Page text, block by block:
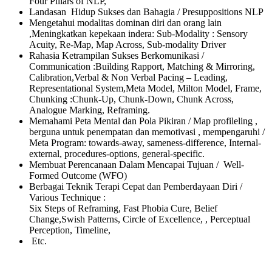
Landasan Hidup Sukses dan Bahagia / Presuppositions NLP
Mengetahui modalitas dominan diri dan orang lain
,Meningkatkan kepekaan indera: Sub-Modality : Sensory
Acuity, Re-Map, Map Across, Sub-modality Driver
Rahasia Ketrampilan Sukses Berkomunikasi /
Communication :Building Rapport, Matching & Mirroring,
Calibration,Verbal & Non Verbal Pacing – Leading,
Representational System,Meta Model, Milton Model, Frame,
Chunking :Chunk-Up, Chunk-Down, Chunk Across,
Analogue Marking, Reframing.
Memahami Peta Mental dan Pola Pikiran / Map profileling ,
berguna untuk penempatan dan memotivasi , mempengaruhi /
Meta Program: towards-away, sameness-difference, Internal-
external, procedures-options, general-specific.
Membuat Perencanaan Dalam Mencapai Tujuan / Well-
Formed Outcome (WFO)
Berbagai Teknik Terapi Cepat dan Pemberdayaan Diri /
Various Technique :
Six Steps of Reframing, Fast Phobia Cure, Belief
Change,Swish Patterns, Circle of Excellence, , Perceptual
Perception, Timeline,
Etc.